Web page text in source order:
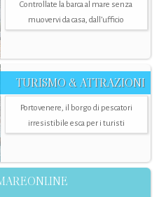
Controllate la barca al mare senza
muovervi da casa, dall’ufficio
TURISMO & ATTRAZIONI
Portovenere, il borgo di pescatori
irresistibile esca per i turisti